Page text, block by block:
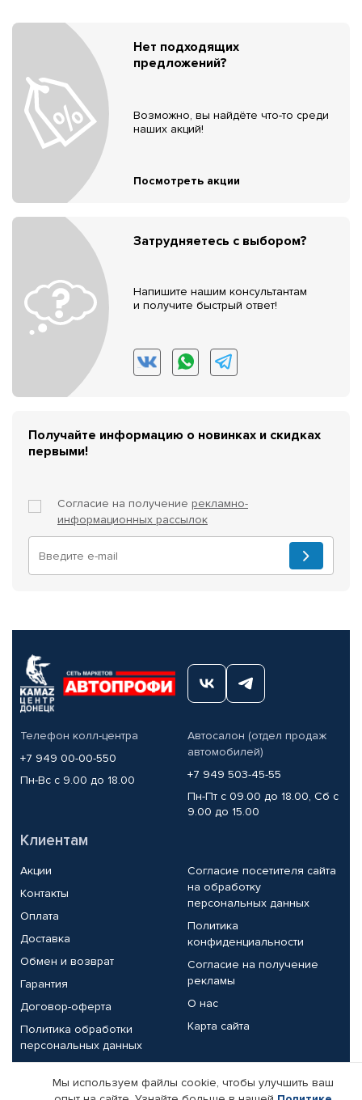
Нет подходящих
предложений?
Возможно, вы найдёте что-то среди
наших акций!
Посмотреть акции
Затрудняетесь с выбором?
Напишите нашим консультантам
и получите быстрый ответ!
Получайте информацию о новинках и скидках
первыми!
Согласие на получение рекламно-
информационных рассылок
Телефон колл-центра
+7 949 00-00-550
Пн-Вс с 9.00 до 18.00
Автосалон (отдел продаж
автомобилей)
+7 949 503-45-55
Пн-Пт с 09.00 до 18.00, Сб с
9.00 до 15.00
Клиентам
Акции
Контакты
Оплата
Доставка
Обмен и возврат
Гарантия
Договор-оферта
Политика обработки
персональных данных
Согласие посетителя сайта
на обработку
персональных данных
Политика
конфиденциальности
Согласие на получение
рекламы
О нас
Карта сайта
Партнерам
Мы используем файлы cookie, чтобы улучшить ваш